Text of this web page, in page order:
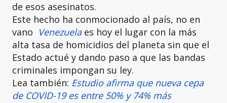
de esos asesinatos.
Este hecho ha conmocionado al país, no en
vano Venezuelaes hoy el lugar con la más
alta tasa de homicidios del planeta sin que el
Estado actué y dando paso a que las bandas
criminales impongan su ley.
Lea también: Estudio afirma que nueva cepa
de COVID-19 es entre 50% y 74% más